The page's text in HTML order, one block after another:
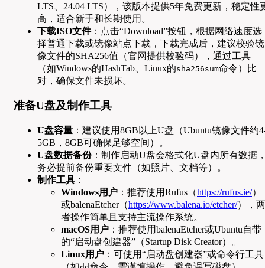
LTS、24.04 LTS），该版本提供5年免费更新，稳定性
高，适合新手和长期使用。
下载ISO文件：点击“Download”按钮，根据网络速度选
择普通下载或镜像站点下载，下载完成后，建议校验镜
像文件的SHA256值（官网提供校验码），通过工具
（如Windows的HashTab、Linux的sha256sum命令）比
对，确保文件未损坏。
准备U盘及制作工具
U盘容量 ：建议使用8GB以上U盘（Ubuntu镜像文件约
5GB，8GB可确保足够空间）。
U盘数据备份：制作启动U盘会格式化U盘内所有数据
务必提前备份重要文件（如照片、文档等）。
制作工具 ：
Windows用户 ：推荐使用Rufus（https://rufus.ie/）
或balenaEtcher（https://www.balena.io/etcher/），两
者操作简单且支持主流操作系统。
macOS用户 ：推荐使用balenaEtcher或Ubuntu自带
的“启动盘创建器”（Startup Disk Creator）。
Linux用户 ：可使用“启动盘创建器”或命令行工具